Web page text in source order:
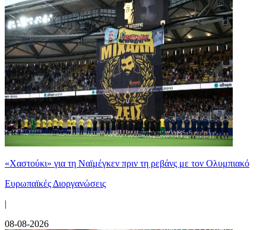
«Χαστούκι» για τη Ναϊμέγκεν πριν τη ρεβάνς με τον Ολυμπιακό
Ευρωπαϊκές Διοργανώσεις
|
08-08-2026